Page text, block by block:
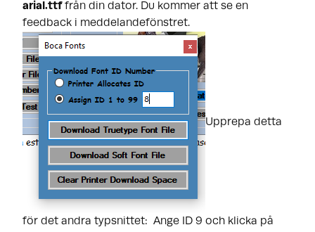
arial.ttffrån din dator. Du kommer att se en
feedback i meddelandefönstret.
Upprepa detta
för det andra typsnittet: Ange ID 9 och klicka på